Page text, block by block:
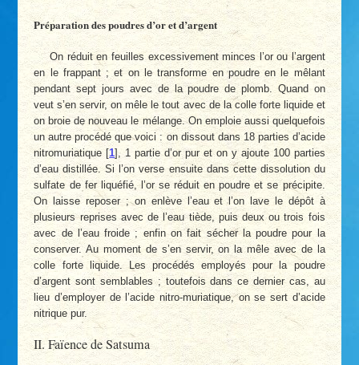
Préparation des poudres d’or et d’argent
On réduit en feuilles excessivement minces l’or ou l’argent
en le frappant ; et on le transforme en poudre en le mêlant
pendant sept jours avec de la poudre de plomb. Quand on
veut s’en servir, on mêle le tout avec de la colle forte liquide et
on broie de nouveau le mélange. On emploie aussi quelquefois
un autre procédé que voici : on dissout dans 18 parties d’acide
nitromuriatique [1]
, 1 partie d’or pur et on y ajoute 100 parties
d’eau distillée. Si l’on verse ensuite dans cette dissolution du
sulfate de fer liquéfié, l’or se réduit en poudre et se précipite.
On laisse reposer ; on enlève l’eau et l’on lave le dépôt à
plusieurs reprises avec de l’eau tiède, puis deux ou trois fois
avec de l’eau froide ; enfin on fait sécher la poudre pour la
conserver. Au moment de s’en servir, on la mêle avec de la
colle forte liquide. Les procédés employés pour la poudre
d’argent sont semblables ; toutefois dans ce dernier cas, au
lieu d’employer de l’acide nitro-muriatique, on se sert d’acide
nitrique pur.
II. Faïence de Satsuma